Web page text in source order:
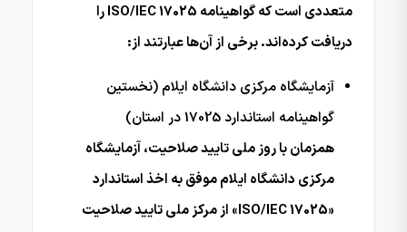
متعددی است که گواهینامه ISO/IEC 17025 را
دریافت کرده‌اند. برخی از آن‌ها عبارتند از:
آزمایشگاه مرکزی دانشگاه ایلام (نخستین
گواهینامه استاندارد 17025 در استان)
همزمان با روز ملی تایید صلاحیت، آزمایشگاه
مرکزی دانشگاه ایلام موفق به اخذ استاندارد
«ISO/IEC 17025» از مرکز ملی تایید صلاحیت